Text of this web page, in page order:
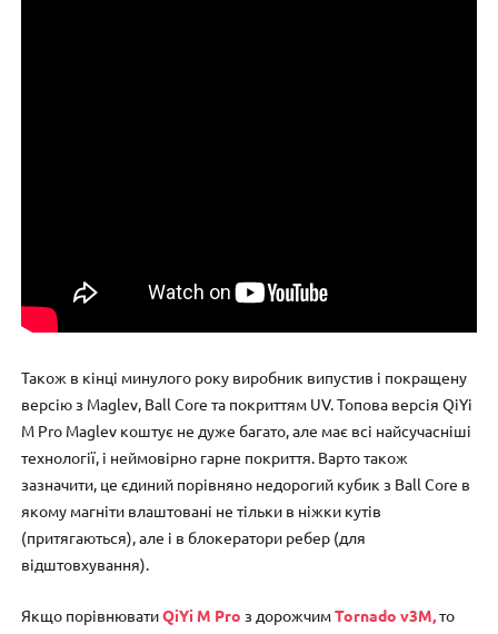
Також в кінці минулого року виробник випустив і покращену
версію з Maglev, Ball Core та покриттям UV. Топова версія QiYi
M Pro Maglev коштує не дуже багато, але має всі найсучасніші
технології, і неймовірно гарне покриття. Варто також
зазначити, це єдиний порівняно недорогий кубик з Ball Core в
якому магніти влаштовані не тільки в ніжки кутів
(притягаються), але і в блокератори ребер (для
відштовхування).
Якщо порівнюватиQiYi M Pro з дорожчимTornado v3M,то